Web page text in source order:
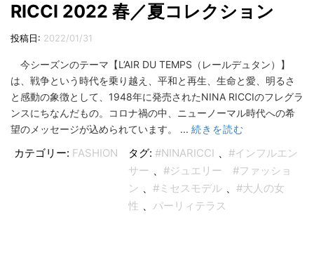
RICCI 2022 春／夏コレクション
投稿日: 2022/01/31
今シーズンのテーマ【L’AIR DU TEMPS（レールデュタン）】
は、戦争という時代を乗り越え、平和と再生、生命と愛、明るさ
と感動の象徴として、1948年に発売されたNINA RICCIのフレグラ
ンスにちなんだもの。コロナ禍の中、ニューノーマル時代への希
望のメッセージが込められています。 ... 続きを読む
カテゴリー: FASHION タグ: #NINARICCI 、 #インフルエン
サー 、 #ジュエリー #ファッショ
ン 、 #ミセスモデル 、 #大人の女
性 、 パーリィテラス